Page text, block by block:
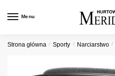
Menu
Strona główna / Sporty / Narciarstwo /